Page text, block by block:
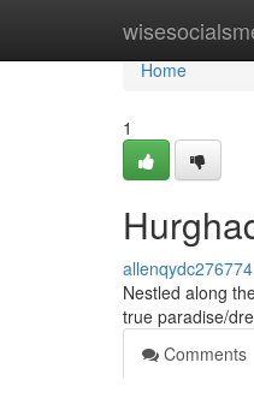
Home
Home
1
allenqydc276774
Nestled along
true paradise/
Comments